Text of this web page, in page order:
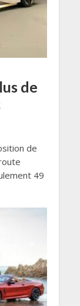
de
de
49